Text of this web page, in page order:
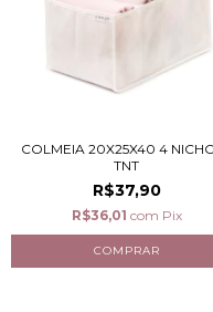
COLMEIA 20X25X40 4
TNT
R$37,90
R$36,01 com Pix